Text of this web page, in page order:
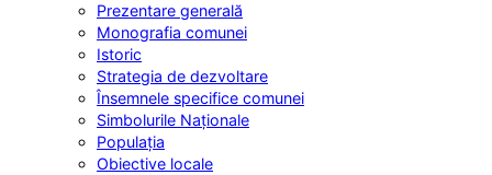
Prezentare generală
Monografia comunei
Istoric
Strategia de dezvoltare
Însemnele specifice comunei
Simbolurile Naționale
Populația
Obiective locale